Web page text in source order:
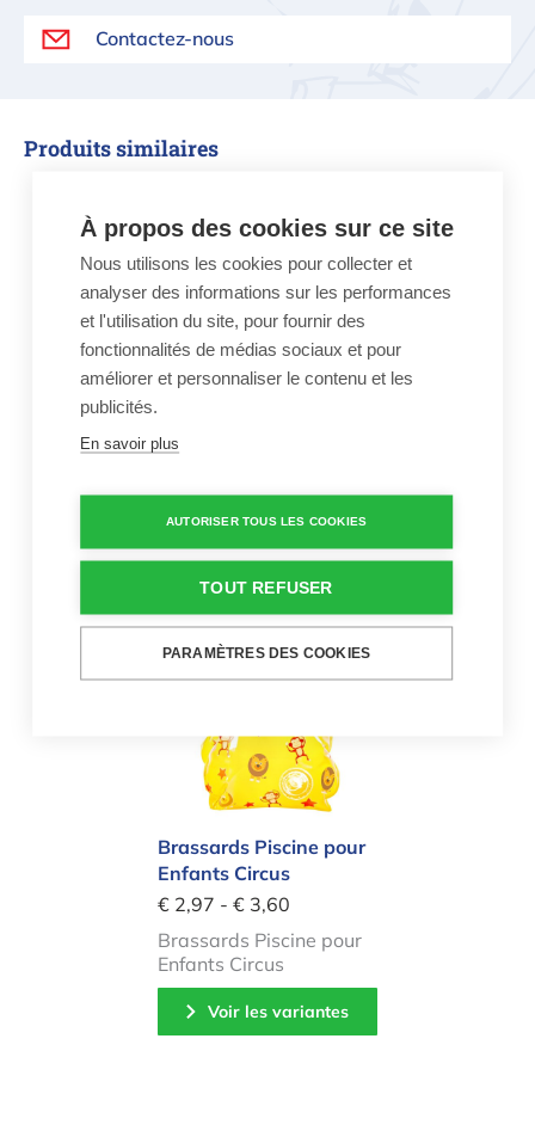
Contactez-nous
Produits similaires
14,00 €
Brassards de natation|
Crocodile
Quantité
+
Brassards Piscine pour Enfants
Brassards Piscine pour
Enfants Circus
€ 2,97 - € 3,60
Brassards Piscine pour
Enfants Circus
Voir les variantes
À propos des cookies sur ce site
Nous utilisons les cookies pour collecter et
analyser des informations sur les performances
et l'utilisation du site, pour fournir des
fonctionnalités de médias sociaux et pour
améliorer et personnaliser le contenu et les
publicités.
En savoir plus
AUTORISER TOUS LES COOKIES
TOUT REFUSER
PARAMÈTRES DES COOKIES